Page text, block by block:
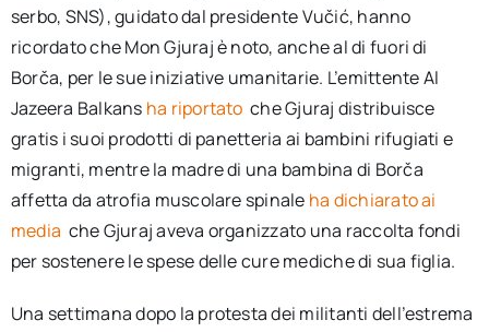
serbo, SNS), guidato dal presidente Vučić, hanno
ricordato che Mon Gjuraj è noto, anche al di fuori di
Borča, per le sue iniziative umanitarie. L’emittente Al
Jazeera Balkans ha riportato che Gjuraj distribuisce
gratis i suoi prodotti di panetteria ai bambini rifugiati e
migranti, mentre la madre di una bambina di Borča
affetta da atrofia muscolare spinale ha dichiarato ai
media che Gjuraj aveva organizzato una raccolta fondi
per sostenere le spese delle cure mediche di sua figlia.
Una settimana dopo la protesta dei militanti dell’estrema